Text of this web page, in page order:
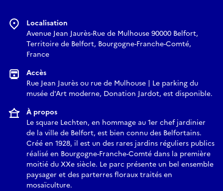
Localisation
Avenue Jean Jaurès-Rue de Mulhouse 90000 Belfort,
Territoire de Belfort, Bourgogne-Franche-Comté,
France
Accès
Rue Jean Jaurès ou rue de Mulhouse | Le parking du
musée d'Art moderne, Donation Jardot, est disponible.
À propos
Le square Lechten, en hommage au 1er chef jardinier
de la ville de Belfort, est bien connu des Belfortains.
Créé en 1928, il est un des rares jardins réguliers publics
réalisé en Bourgogne-Franche-Comté dans la première
moitié du XXe siècle. Le parc présente un bel ensemble
paysager et des parterres floraux traités en
mosaïculture.